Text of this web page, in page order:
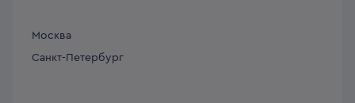
Москва
Санкт-Петербург